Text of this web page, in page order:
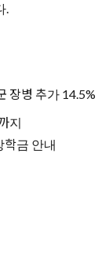
.
장병 추가 14.5%
지
금 안내